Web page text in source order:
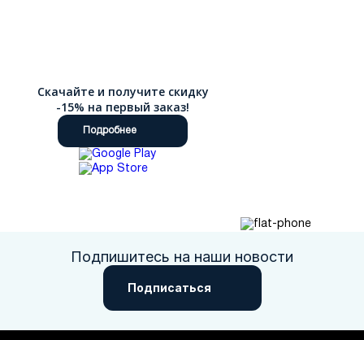
Скачайте и получите скидку
-15% на первый заказ!
Подробнее
Подпишитесь на наши новости
Подписаться